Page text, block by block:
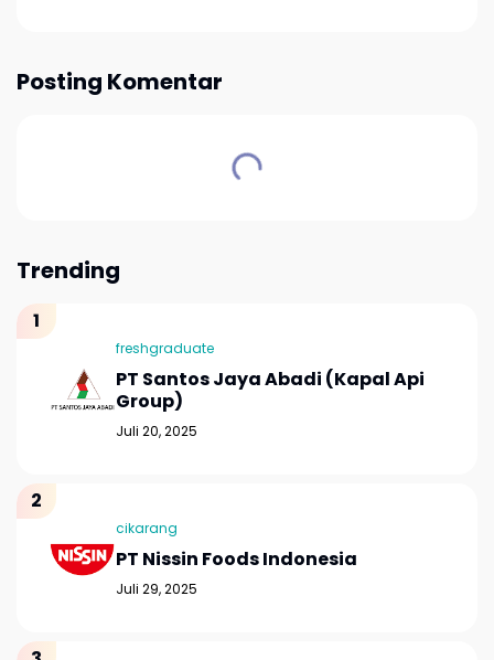
Posting Komentar
Trending
freshgraduate
PT Santos Jaya Abadi (Kapal Api
Group)
Juli 20, 2025
cikarang
PT Nissin Foods Indonesia
Juli 29, 2025